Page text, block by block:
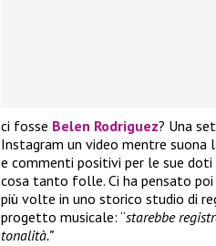
ci fosse Belen Rodriguez? Una
Instagram un video mentre suona
e commenti positivi per le sue doti
cosa tanto folle. Ci ha pensato poi
più volte in uno storico studio di
progetto musicale: “starebbe
tonalità.”